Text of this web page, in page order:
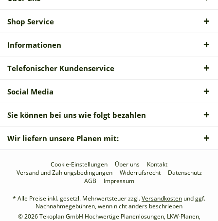
Shop Service
Informationen
Telefonischer Kundenservice
Social Media
Sie können bei uns wie folgt bezahlen
Wir liefern unsere Planen mit:
Cookie-Einstellungen Über uns
Kontakt
Versand und Zahlungsbedingungen
Widerrufsrecht
Datenschutz
AGB
Impressum
* Alle Preise inkl. gesetzl. Mehrwertsteuer zzgl.Versandkosten und ggf.
Nachnahmegebühren, wenn nicht anders beschrieben
© 2026 Tekoplan GmbH Hochwertige Planenlösungen, LKW-Planen,